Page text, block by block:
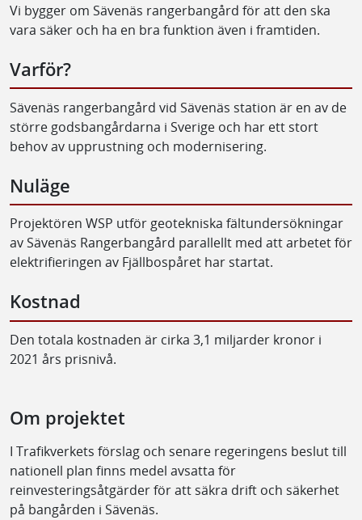
Vi bygger om Sävenäs rangerbangård för att den ska
vara säker och ha en bra funktion även i framtiden.
Varför?
Sävenäs rangerbangård vid Sävenäs station är en av de
större godsbangårdarna i Sverige och har ett stort
behov av upprustning och modernisering.
Nuläge
Projektören WSP utför geotekniska fältundersökningar
av Sävenäs Rangerbangård parallellt med att arbetet för
elektrifieringen av Fjällbospåret har startat.
Kostnad
Den totala kostnaden är cirka 3,1 miljarder kronor i
2021 års prisnivå.
Om projektet
I Trafikverkets förslag och senare regeringens beslut till
nationell plan finns medel avsatta för
reinvesteringsåtgärder för att säkra drift och säkerhet
på bangården i Sävenäs.